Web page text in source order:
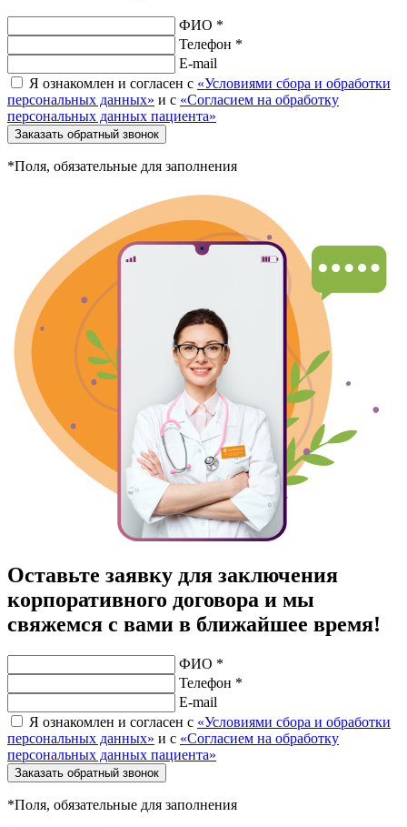
ФИО *
Телефон *
E-mail
Я ознакомлен и согласен с «Условиями сбора и обработки
персональных данных» и с «Согласием на обработку
персональных данных пациента»
Заказать обратный звонок
*Поля, обязательные для заполнения
Оставьте заявку для заключения
корпоративного договора и мы
свяжемся с вами в ближайшее время!
ФИО *
Телефон *
E-mail
Я ознакомлен и согласен с «Условиями сбора и обработки
персональных данных» и с «Согласием на обработку
персональных данных пациента»
Заказать обратный звонок
*Поля, обязательные для заполнения